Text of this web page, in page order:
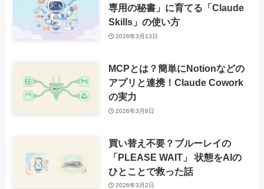
専用の秘書」に育てる「Claude
Skills」の使い方
2026年3月13日
MCPとは？簡単にNotionなどの
アプリと連携！Claude Cowork
の実力
2026年3月8日
買い替え不要？ブルーレイの
「PLEASE WAIT」 状態をAIの
ひとことで救った話
2026年3月2日